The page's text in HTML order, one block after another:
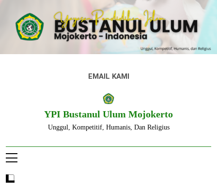
Skip
content
EMAIL KAMI
YPI Bustanul Ulum Mojokerto
Unggul, Kompetitif, Humanis, Dan Religius